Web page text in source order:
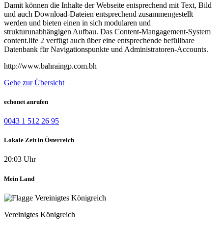
Damit können die Inhalte der Webseite entsprechend mit Text, Bild
und auch Download-Dateien entsprechend zusammengestellt
werden und bieten einen in sich modularen und
strukturunabhängigen Aufbau. Das Content-Mangagement-System
content.life 2 verfügt auch über eine entsprechende befüllbare
Datenbank für Navigationspunkte und Administratoren-Accounts.
http://www.bahraingp.com.bh
Gehe zur Übersicht
echonet anrufen
0043 1 512 26 95
Lokale Zeit in Österreich
20:03 Uhr
Mein Land
Vereinigtes Königreich